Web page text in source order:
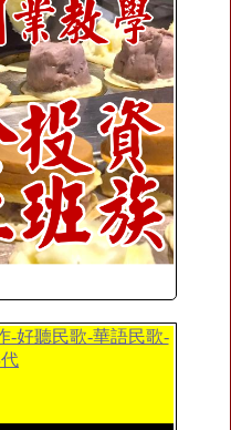
-好聽民歌-華語民歌-